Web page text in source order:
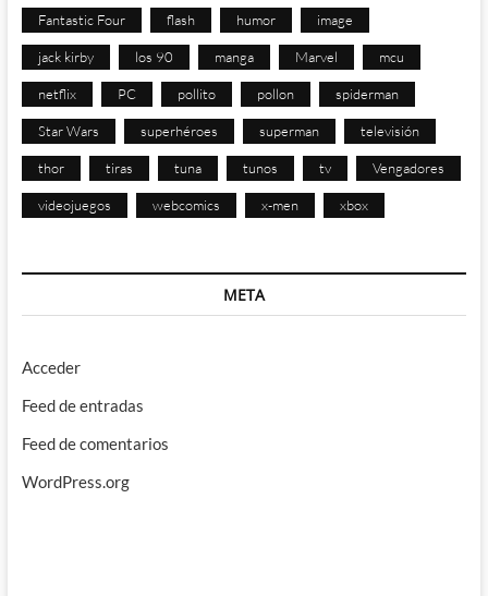
Fantastic Four flash humor image
jack kirby los 90 manga Marvel mcu
netflix PC pollito pollon spiderman
Star Wars superhéroes superman televisión
thor tiras tuna tunos tv Vengadores
videojuegos webcomics x-men xbox
META
Acceder
Feed de entradas
Feed de comentarios
WordPress.org